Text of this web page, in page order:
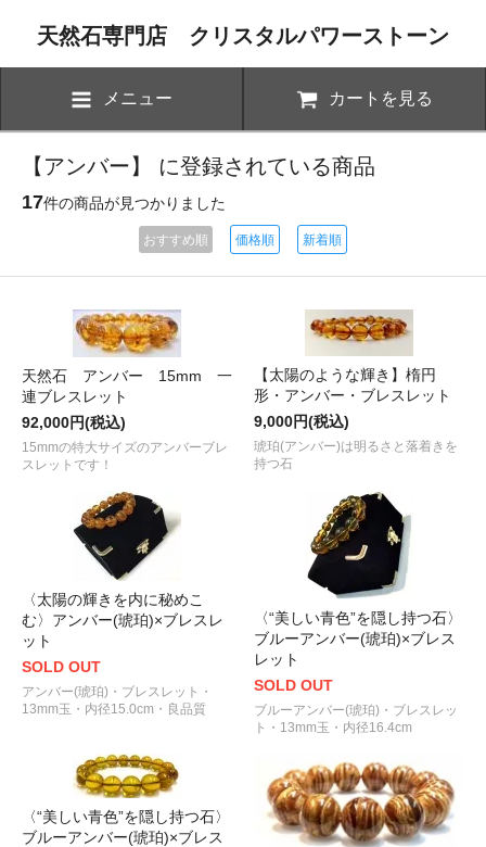
天然石専門店 クリスタルパワーストーン
メニュー カートを見る
【アンバー】 に登録されている商品
17件の商品が見つかりました
おすすめ順 価格順 新着順
天然石 アンバー 15mm 一
連ブレスレット
92,000円(税込)
15mmの特大サイズのアンバーブレ
スレットです！
【太陽のような輝き】楕円
形・アンバー・ブレスレット
9,000円(税込)
琥珀(アンバー)は明るさと落着きを
持つ石
〈太陽の輝きを内に秘めこ
む〉アンバー(琥珀)×ブレスレ
ット
SOLD OUT
アンバー(琥珀)・ブレスレット・
13mm玉・内径15.0cm・良品質
〈“美しい青色”を隠し持つ石〉
ブルーアンバー(琥珀)×ブレス
レット
SOLD OUT
ブルーアンバー(琥珀)・ブレスレッ
ト・13mm玉・内径16.4cm
〈“美しい青色”を隠し持つ石〉
ブルーアンバー(琥珀)×ブレス